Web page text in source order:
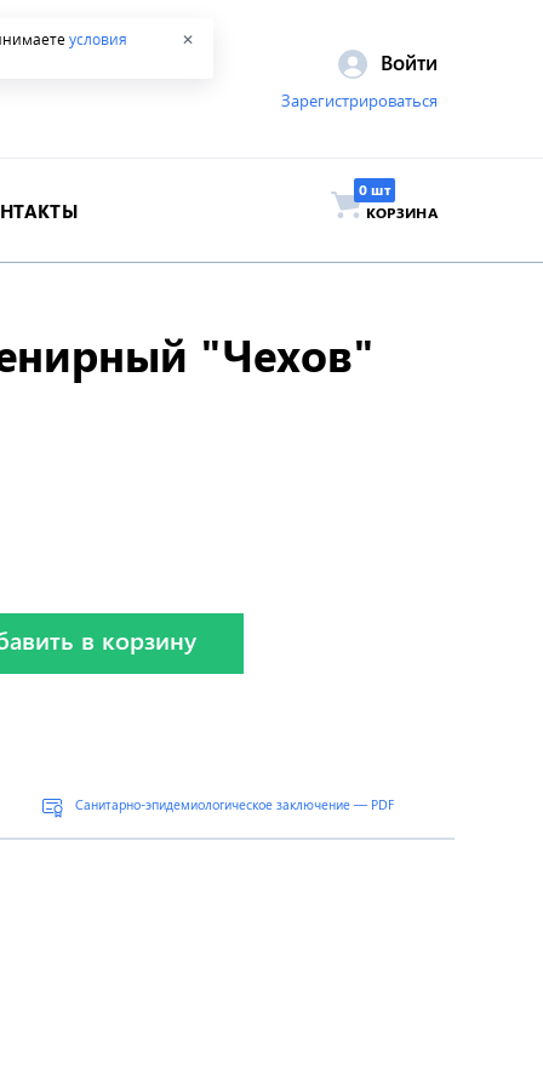
условия
✕
Войти
Зарегистрироваться
КОРЗИНА
"Чехов"
в корзину
Санитарно-эпидемиологическое заключение — PDF